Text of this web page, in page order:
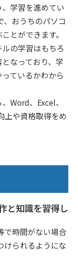
学習を進めてい
、おうちのパソコ
とができます。
の学習はもちろ
なっており、学
ているかわから
Word、Excel、
や資格取得をめ
と知識を習得し
で時間がない場合
けられるようにな